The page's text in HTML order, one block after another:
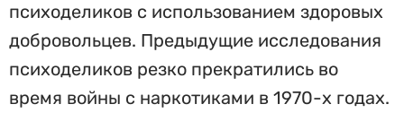
психоделиков с использованием здоровых
добровольцев. Предыдущие исследования
психоделиков резко прекратились во
время войны с наркотиками в 1970-х годах.